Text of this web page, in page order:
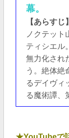
幕。
【あらすじ】
ノクテット
ティシエル
無力化され
う。絶体絶
るデイヴ
る魔術譚、